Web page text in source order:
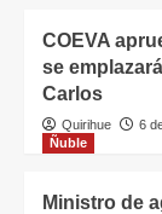
COEVA
se
Carlos
Quirihue 6
Ñuble
Ministro de